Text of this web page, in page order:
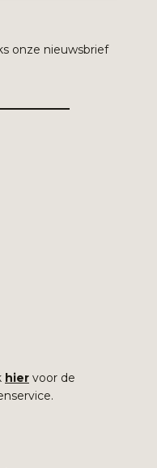
onze nieuwsbrief
hier voor de